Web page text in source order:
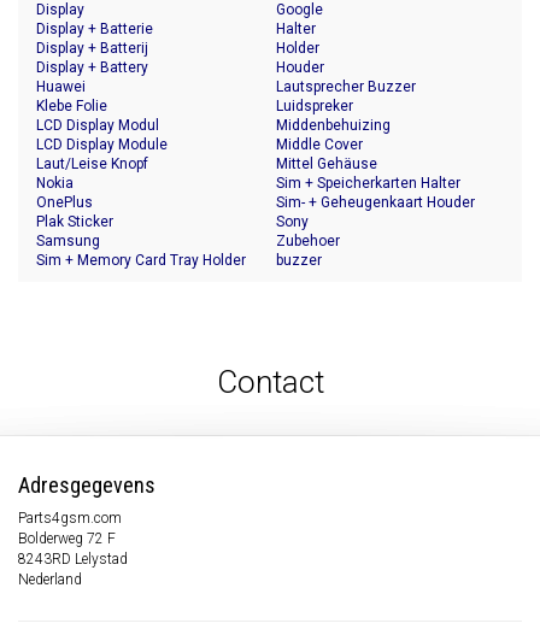
Display
Display + Batterie
Display + Batterij
Display + Battery
Google
Halter
Holder
Houder
Huawei
Klebe Folie
LCD Display Modul
LCD Display Module
Laut/Leise Knopf
Lautsprecher Buzzer
Luidspreker
Middenbehuizing
Middle Cover
Mittel Gehäuse
Nokia
OnePlus
Plak Sticker
Samsung
Sim + Memory Card Tray Holder
Sim + Speicherkarten Halter
Sim- + Geheugenkaart Houder
Sony
Zubehoer
buzzer
Contact
Adresgegevens
Parts4gsm.com
Bolderweg 72 F
8243RD Lelystad
Nederland